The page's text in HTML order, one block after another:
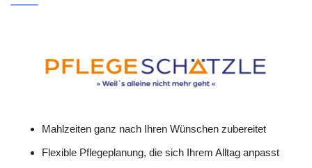
Mahlzeiten ganz nach Ihren Wünschen zubereitet
Flexible Pflegeplanung, die sich Ihrem Alltag anpasst